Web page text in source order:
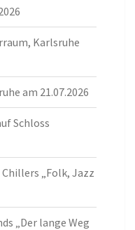
Karlsruhe
am 21.07.2026
Schloss
„Folk, Jazz
„Der lange Weg